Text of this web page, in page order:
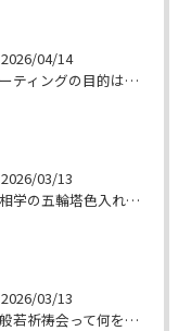
2026/04/14
コーティングの目的は 墓石を保護することです 岐阜のお墓掃除屋「磨き専隊」です
2026/03/13
墓相学の五輪塔色入れ 岐阜のお墓掃除屋「磨き専隊」です
2026/03/13
大般若祈祷会って何をするの？ 岐阜のお墓掃除屋「磨き専隊」です